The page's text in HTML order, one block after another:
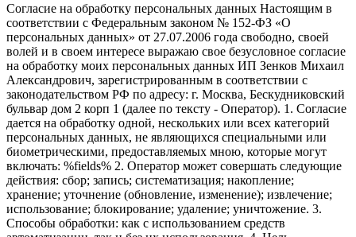
Согласие на обработку персональных данных Настоящим в
соответствии с Федеральным законом № 152-ФЗ «О
персональных данных» от 27.07.2006 года свободно, своей
волей и в своем интересе выражаю свое безусловное согласие
на обработку моих персональных данных ИП Зенков Михаил
Александрович, зарегистрированным в соответствии с
законодательством РФ по адресу: г. Москва, Бескудниковский
бульвар дом 2 корп 1 (далее по тексту - Оператор). 1. Согласие
дается на обработку одной, нескольких или всех категорий
персональных данных, не являющихся специальными или
биометрическими, предоставляемых мною, которые могут
включать: %fields% 2. Оператор может совершать следующие
действия: сбор; запись; систематизация; накопление;
хранение; уточнение (обновление, изменение); извлечение;
использование; блокирование; удаление; уничтожение. 3.
Способы обработки: как с использованием средств